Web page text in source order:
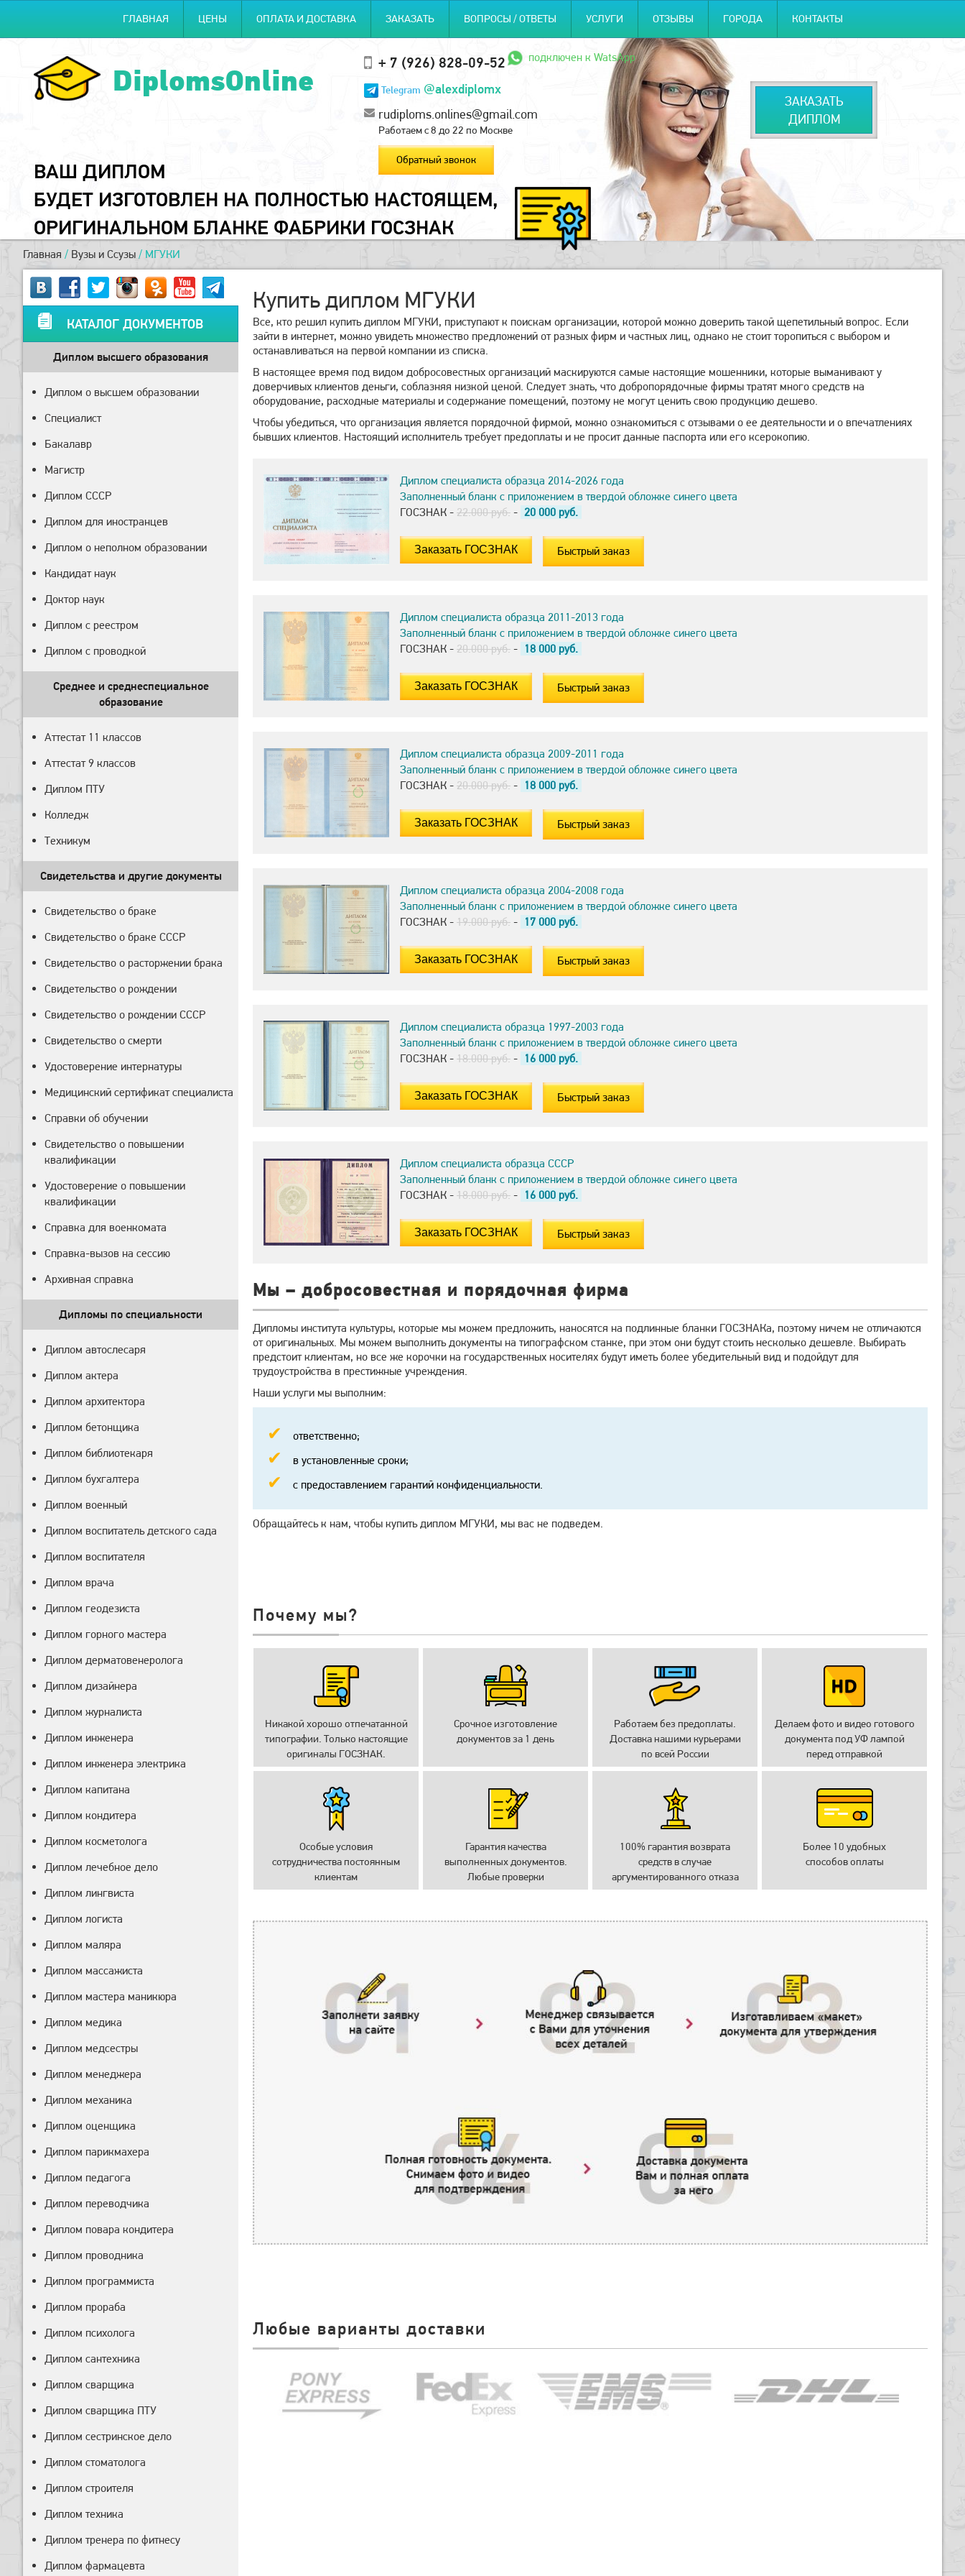
ГЛАВНАЯ ЦЕНЫ ОПЛАТА И ДОСТАВКА ЗАКАЗАТЬ ВОПРОСЫ / ОТВЕТЫ УСЛУГИ ОТЗЫВЫ ГОРОДА КОНТАКТЫ
DiplomsOnline + 7 (926) 828-09-52 подключен к WatsApp
Telegram @alexdiplomx
rudiploms.onlines@gmail.com
Работаем с 8 до 22 по Москве
Обратный звонок
ЗАКАЗАТЬ
ДИПЛОМ
ВАШ ДИПЛОМ
БУДЕТ ИЗГОТОВЛЕН НА ПОЛНОСТЬЮ НАСТОЯЩЕМ,
ОРИГИНАЛЬНОМ БЛАНКЕ ФАБРИКИ ГОСЗНАК
Главная / Вузы и Ссузы / МГУКИ
Купить диплом МГУКИ
Все, кто решил купить диплом МГУКИ, приступают к поискам организации, которой можно доверить такой щепетильный вопрос. Если
зайти в интернет, можно увидеть множество предложений от разных фирм и частных лиц, однако не стоит торопиться с выбором и
останавливаться на первой компании из списка.
В настоящее время под видом добросовестных организаций маскируются самые настоящие мошенники, которые выманивают у
доверчивых клиентов деньги, соблазняя низкой ценой. Следует знать, что добропорядочные фирмы тратят много средств на
оборудование, расходные материалы и содержание помещений, поэтому не могут ценить свою продукцию дешево.
Чтобы убедиться, что организация является порядочной фирмой, можно ознакомиться с отзывами о ее деятельности и о впечатлениях
бывших клиентов. Настоящий исполнитель требует предоплаты и не просит данные паспорта или его ксерокопию.
Диплом специалиста образца 2014-2026 года
Заполненный бланк с приложением в твердой обложке синего цвета
ГОСЗНАК - 22.000 руб. - 20 000 руб.
Быстрый заказ
Диплом специалиста образца 2011-2013 года
Заполненный бланк с приложением в твердой обложке синего цвета
ГОСЗНАК - 20.000 руб. - 18 000 руб.
Быстрый заказ
Диплом специалиста образца 2009-2011 года
Заполненный бланк с приложением в твердой обложке синего цвета
ГОСЗНАК - 20.000 руб. - 18 000 руб.
Быстрый заказ
Диплом специалиста образца 2004-2008 года
Заполненный бланк с приложением в твердой обложке синего цвета
ГОСЗНАК - 19.000 руб. - 17 000 руб.
Быстрый заказ
Диплом специалиста образца 1997-2003 года
Заполненный бланк с приложением в твердой обложке синего цвета
ГОСЗНАК - 18.000 руб. - 16 000 руб.
Быстрый заказ
Диплом специалиста образца СССР
Заполненный бланк с приложением в твердой обложке синего цвета
ГОСЗНАК - 18.000 руб. - 16 000 руб.
Быстрый заказ
Мы – добросовестная и порядочная фирма
Дипломы института культуры, которые мы можем предложить, наносятся на подлинные бланки ГОСЗНАКа, поэтому ничем не отличаются
от оригинальных. Мы можем выполнить документы на типографском станке, при этом они будут стоить несколько дешевле. Выбирать
предстоит клиентам, но все же корочки на государственных носителях будут иметь более убедительный вид и подойдут для
трудоустройства в престижные учреждения.
Наши услуги мы выполним:
ответственно;
в установленные сроки;
с предоставлением гарантий конфиденциальности.
Обращайтесь к нам, чтобы купить диплом МГУКИ, мы вас не подведем.
Почему мы?
Никакой хорошо отпечатанной
типографии. Только настоящие
оригиналы ГОСЗНАК.
Срочное изготовление
документов за 1 день
Работаем без предоплаты.
Доставка нашими курьерами
по всей России
Делаем фото и видео готового
документа под УФ лампой
перед отправкой
Особые условия
сотрудничества постоянным
клиентам
Гарантия качества
выполненных документов.
Любые проверки
100% гарантия возврата
средств в случае
аргументированного отказа
Более 10 удобных
способов оплаты
Любые варианты доставки
КАТАЛОГ ДОКУМЕНТОВ
Диплом высшего образования
Диплом о высшем образовании
Специалист
Бакалавр
Магистр
Диплом СССР
Диплом для иностранцев
Диплом о неполном образовании
Кандидат наук
Доктор наук
Диплом с реестром
Диплом с проводкой
Среднее и среднеспециальное
образование
Аттестат 11 классов
Аттестат 9 классов
Диплом ПТУ
Колледж
Техникум
Свидетельства и другие документы
Свидетельство о браке
Свидетельство о браке СССР
Свидетельство о расторжении брака
Свидетельство о рождении
Свидетельство о рождении СССР
Свидетельство о смерти
Удостоверение интернатуры
Медицинский сертификат специалиста
Справки об обучении
Свидетельство о повышении
квалификации
Удостоверение о повышении
квалификации
Справка для военкомата
Справка-вызов на сессию
Архивная справка
Дипломы по специальности
Диплом автослесаря
Диплом актера
Диплом архитектора
Диплом бетонщика
Диплом библиотекаря
Диплом бухгалтера
Диплом военный
Диплом воспитатель детского сада
Диплом воспитателя
Диплом врача
Диплом геодезиста
Диплом горного мастера
Диплом дерматовенеролога
Диплом дизайнера
Диплом журналиста
Диплом инженера
Диплом инженера электрика
Диплом капитана
Диплом кондитера
Диплом косметолога
Диплом лечебное дело
Диплом лингвиста
Диплом логиста
Диплом маляра
Диплом массажиста
Диплом мастера маникюра
Диплом медика
Диплом медсестры
Диплом менеджера
Диплом механика
Диплом оценщика
Диплом парикмахера
Диплом педагога
Диплом переводчика
Диплом повара кондитера
Диплом проводника
Диплом программиста
Диплом прораба
Диплом психолога
Диплом сантехника
Диплом сварщика
Диплом сварщика ПТУ
Диплом сестринское дело
Диплом стоматолога
Диплом строителя
Диплом техника
Диплом тренера по фитнесу
Диплом фармацевта